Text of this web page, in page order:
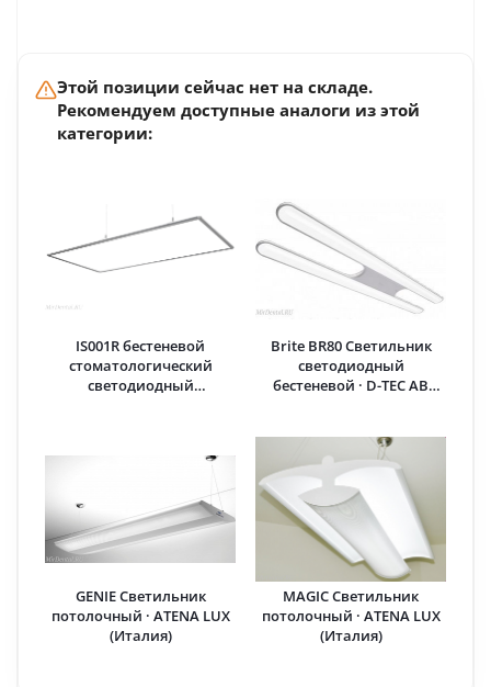
Этой позиции сейчас нет на складе.
Рекомендуем доступные аналоги из этой
категории:
IS001R бестеневой
стоматологический
светодиодный
Brite BR80 Светильник
светодиодный
бестеневой · D-TEC AB
GENIE Светильник
потолочный · ATENA LUX
(Италия)
MAGIC Светильник
потолочный · ATENA LUX
(Италия)